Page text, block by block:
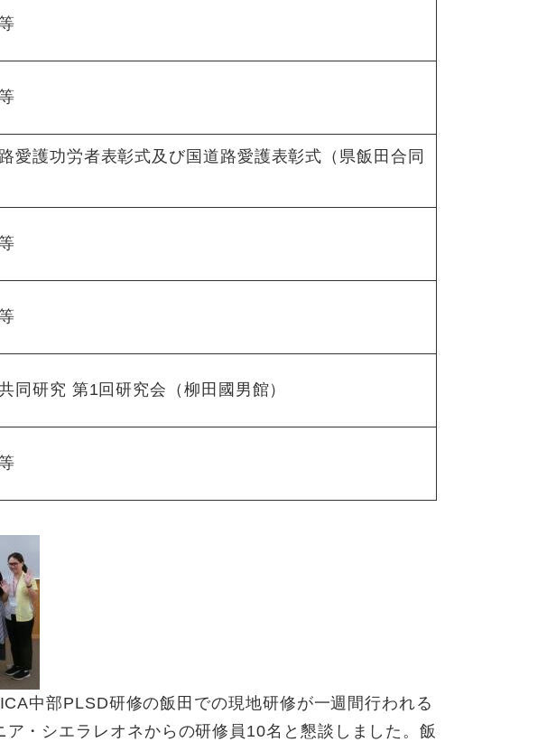
愛護功労者表彰式及び国道路愛護表彰式（県飯田合同
同研究 第1回研究会（柳田國男館）
中部PLSD研修の飯田での現地研修が一週間行われる
・シエラレオネからの研修員10名と懇談しました。飯